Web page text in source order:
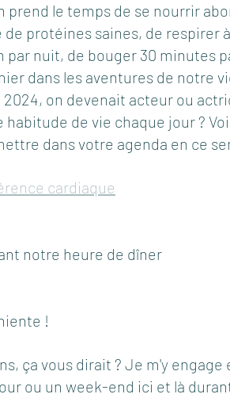
prend le temps de se nourrir
protéines saines, de respirer
par nuit, de bouger 30 minutes
dans les aventures de notre
2024, on devenait acteur ou
de vie chaque jour ?
dans votre agenda en ce
cardiaque
notre heure de dîner
!
ça vous dirait ? Je m'y engage
ou un week-end ici et là